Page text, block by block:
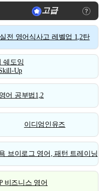
고급
실전 영어식사고 레벨업 1,2탄
쉐도잉
Up
어 공부법1,2
이디엄인유즈
브이로그 영어, 패턴 트레이닝
비즈니스 영어